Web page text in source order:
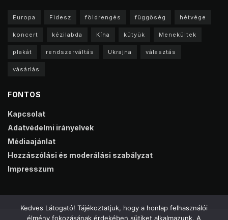
Europa Fidesz földrengés függőség hétvége
koncert kézilabda Kína kütyük Menekültek
plakát rendszerváltás Ukrajna választás
vásárlás
FONTOS
Kapcsolat
Adatvédelmi irányelvek
Médiaajánlat
Hozzászólási és moderálási szabályzat
Impresszum
Kedves Látogató! Tájékoztatjuk, hogy a honlap felhasználói
élmény fokozásának érdekében sütiket alkalmazunk. A